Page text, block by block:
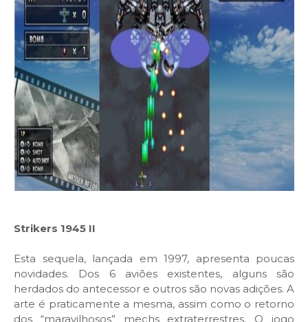
Strikers 1945 II
Esta sequela, lançada em 1997, apresenta poucas
novidades. Dos 6 aviões existentes, alguns são
herdados do antecessor e outros são novas adições. A
arte é praticamente a mesma, assim como o retorno
dos “maravilhosos” mechs extraterrestres. O jogo